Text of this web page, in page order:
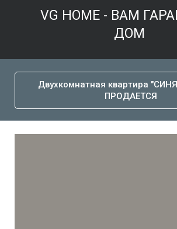
VG HOME - ВАМ
ДОМ
Двухкомнатная квартира
ПРОДАЕТСЯ